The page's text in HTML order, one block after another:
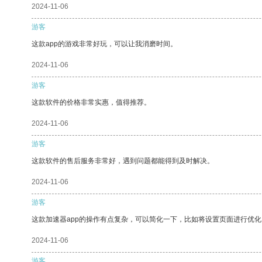
2024-11-06
游客
这款app的游戏非常好玩，可以让我消磨时间。
2024-11-06
游客
这款软件的价格非常实惠，值得推荐。
2024-11-06
游客
这款软件的售后服务非常好，遇到问题都能得到及时解决。
2024-11-06
游客
这款加速器app的操作有点复杂，可以简化一下，比如将设置页面进行优
2024-11-06